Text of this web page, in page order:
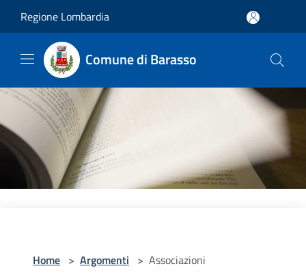
Regione Lombardia
Comune di Barasso
Home > Argomenti > Associazioni